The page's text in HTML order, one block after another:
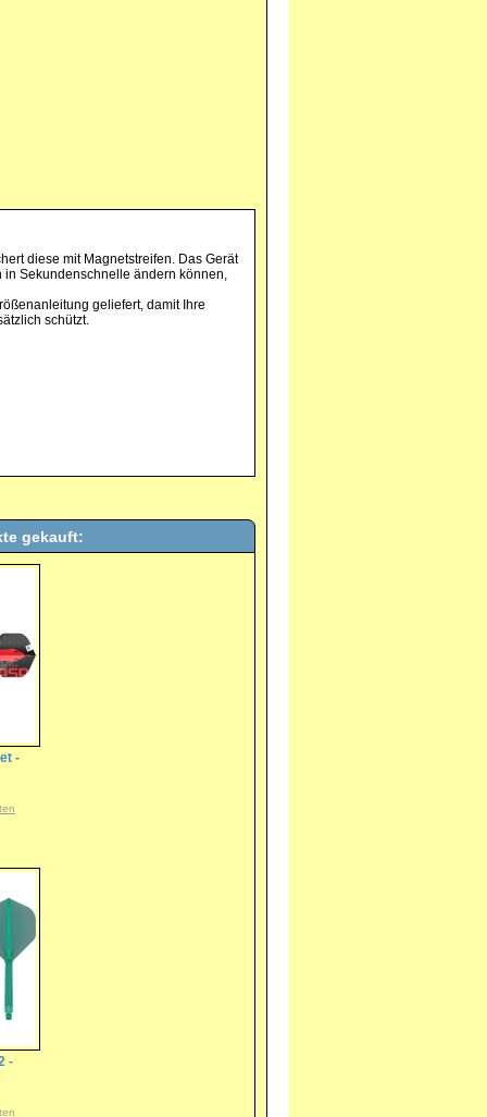
diese mit Magnetstreifen. Das Gerät
in Sekundenschnelle ändern können,
geliefert, damit Ihre
schützt.
gekauft:
-
-